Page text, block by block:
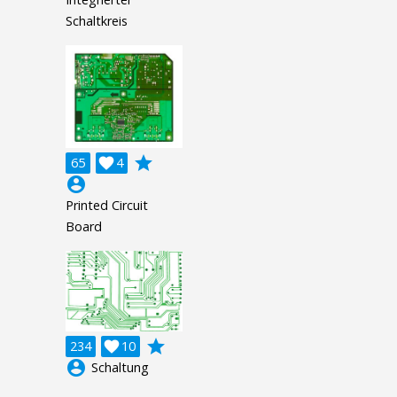
Schaltkreis
65 4

grade
account_circle
Printed Circuit
Board
234 10

grade
account_circle Schaltung